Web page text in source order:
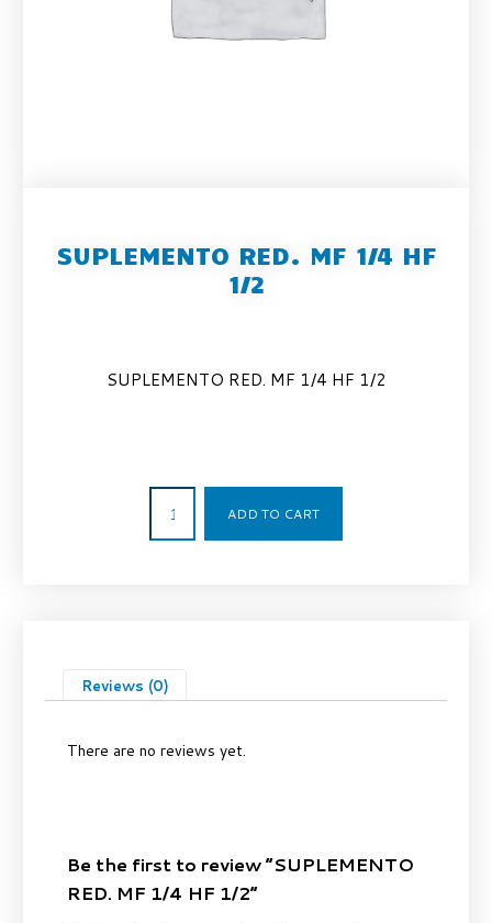
SUPLEMENTO RED. MF 1/4 HF
1/2
SUPLEMENTO RED. MF 1/4 HF 1/2
ADD TO CART
Reviews (0)
There are no reviews yet.
Be the first to review “SUPLEMENTO
RED. MF 1/4 HF 1/2”